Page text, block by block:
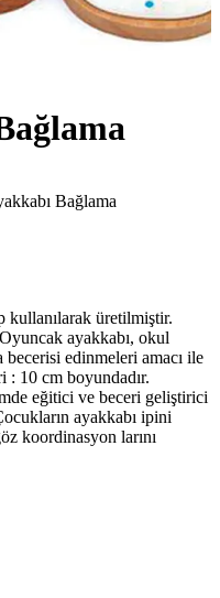
Bağlama
kullanılarak üretilmiştir.
ayakkabı, okul
edinmeleri amacı ile
: 10 cm boyundadır.
eğitici ve beceri geliştirici
ayakkabı ipini
koordinasyon larını